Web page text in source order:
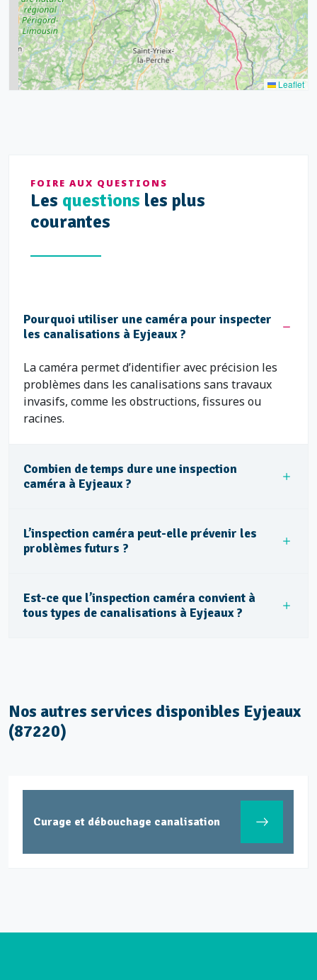
2
3
5
7
Leaflet
FOIRE AUX QUESTIONS
Les questions les plus
courantes
Pourquoi utiliser une caméra pour inspecter
les canalisations à Eyjeaux ?
La caméra permet d’identifier avec précision les
problèmes dans les canalisations sans travaux
invasifs, comme les obstructions, fissures ou
racines.
Combien de temps dure une inspection
caméra à Eyjeaux ?
L’inspection caméra peut-elle prévenir les
problèmes futurs ?
Est-ce que l’inspection caméra convient à
tous types de canalisations à Eyjeaux ?
Nos autres services disponibles Eyjeaux
(87220)
Curage et débouchage canalisation